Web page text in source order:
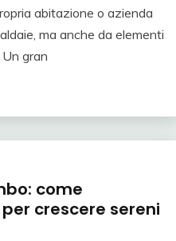
abitazione o azienda
ma anche da elementi
gran
come
crescere sereni